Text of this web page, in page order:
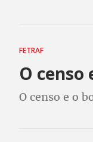
FETRAF
O
O censo e o